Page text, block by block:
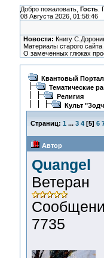
Добро пожаловать, Гость.
08 Августа 2026, 01:58:46
Новости: Книгу
Материалы старого
О замеченных глюках
Квантовый Портал
Тематические
Религия
Культ
Страниц: 1 ... 3 4[5] 6
Автор
Quangel
Ветеран
7735